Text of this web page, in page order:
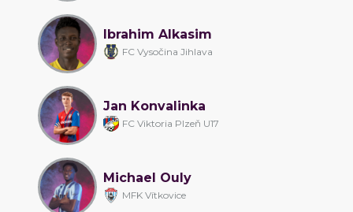
Ibrahim Alkasim
FC Vysočina Jihlava
Jan Konvalinka
FC Viktoria Plzeň U17
Michael Ouly
MFK Vítkovice